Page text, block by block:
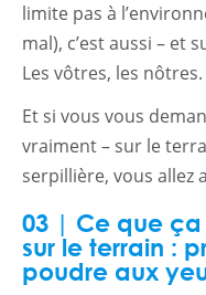
limite pas à
mal), c’est aussi – et
Les vôtres, les
Et si vous vous
vraiment – sur le
serpillière, vous allez
03 | Ce que
sur le terrain :
poudre aux